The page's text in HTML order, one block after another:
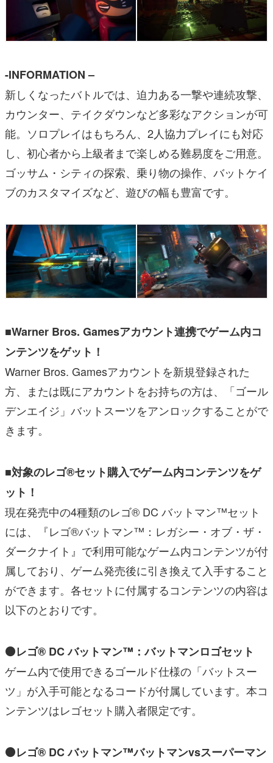
-INFORMATION –
新しくなったバトルでは、迫力ある一撃や連続攻撃、
カウンター、テイクダウンなど多彩なアクションが可
能。ソロプレイはもちろん、2人協力プレイにも対応
し、初心者から上級者まで楽しめる難易度をご用意。
ゴッサム・シティの探索、乗り物の操作、バットケイ
ブのカスタマイズなど、遊びの幅も豊富です。
■Warner Bros. Gamesアカウント連携でゲーム内コ
ンテンツをゲット！
Warner Bros. Gamesアカウントを新規登録された
方、または既にアカウントをお持ちの方は、「ゴール
デンエイジ」バットスーツをアンロックすることがで
きます。
■対象のレゴ®セット購入でゲーム内コンテンツをゲ
ット！
現在発売中の4種類のレゴ® DC バットマン™セット
には、『レゴ®バットマン™：レガシー・オブ・ザ・
ダークナイト』で利用可能なゲーム内コンテンツが付
属しており、ゲーム発売後に引き換えて入手すること
ができます。各セットに付属するコンテンツの内容は
以下のとおりです。
⚫レゴ® DC バットマン™：バットマンロゴセット
ゲーム内で使用できるゴールド仕様の「バットスー
ツ」が入手可能となるコードが付属しています。本コ
ンテンツはレゴセット購入者限定です。
⚫レゴ® DC バットマン™バットマンvsスーパーマン